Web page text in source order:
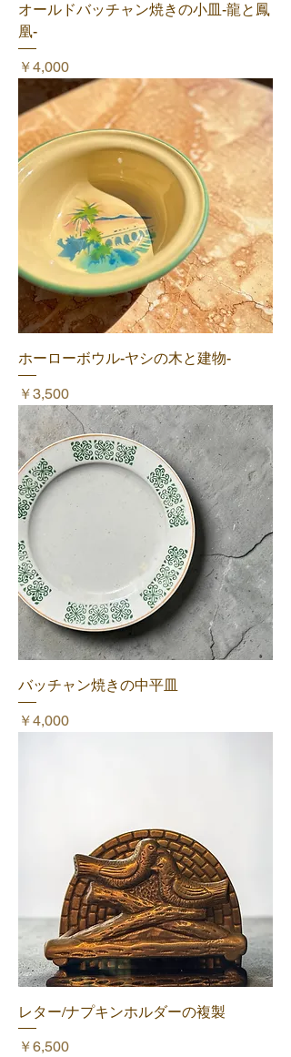
オールドバッチャン焼きの小皿-龍と鳳
凰-
価格
￥4,000
ホーローボウル-ヤシの木と建物-
価格
￥3,500
バッチャン焼きの中平皿
価格
￥4,000
レター/ナプキンホルダーの複製
価格
￥6,500